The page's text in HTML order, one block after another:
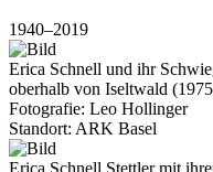
Orte
Ereignisse
Organisationen
1940–2019
Erica Schnell und ihr
oberhalb von Iseltwald
Fotografie: Leo Hollinger
Standort: ARK Basel
Erica Schnell Stettler mit